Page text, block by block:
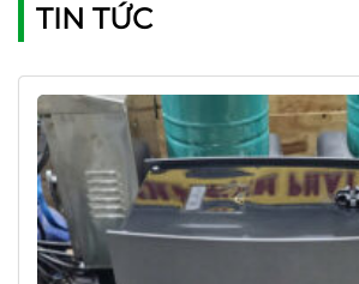
TIN TỨC